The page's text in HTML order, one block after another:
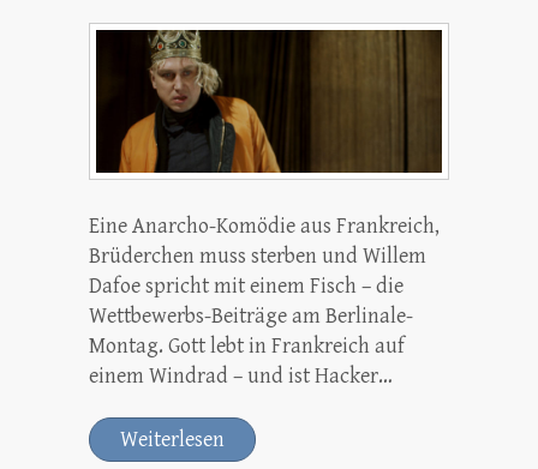
Eine Anarcho-Komödie aus Frankreich,
Brüderchen muss sterben und Willem
Dafoe spricht mit einem Fisch – die
Wettbewerbs-Beiträge am Berlinale-
Montag. Gott lebt in Frankreich auf
einem Windrad – und ist Hacker…
Weiterlesen